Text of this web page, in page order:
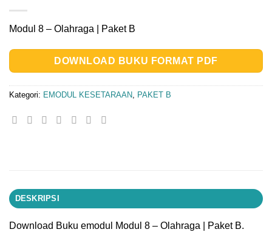
Modul 8 – Olahraga | Paket B
DOWNLOAD BUKU FORMAT PDF
Kategori: EMODUL KESETARAAN PAKET B
DESKRIPSI
Download Buku emodul Modul 8 – Olahraga | Paket B.